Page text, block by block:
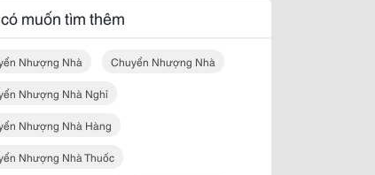
muốn tìm thêm
Nhượng Nhà Chuyển Nhượng Nhà
Nhượng Nhà Nghỉ
Nhượng Nhà Hàng
Nhượng Nhà Thuốc